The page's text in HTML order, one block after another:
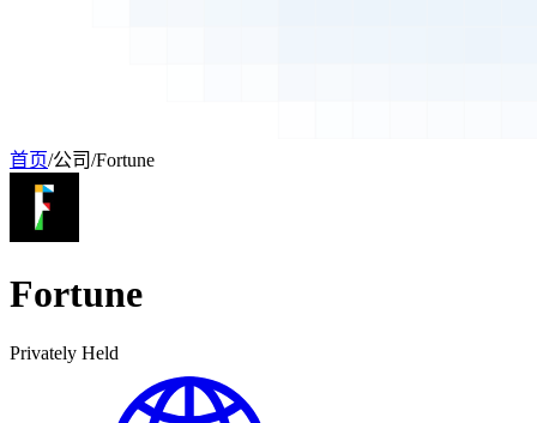
首页/公司/Fortune
Fortune
Privately Held